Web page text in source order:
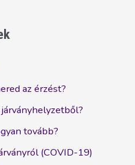
az érzést?
tovább?
(COVID-19)